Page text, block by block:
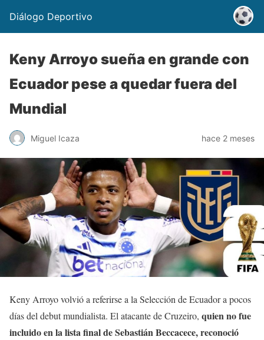
Diálogo Deportivo
Keny Arroyo sueña en grande con
Ecuador pese a quedar fuera del
Mundial
Miguel Icaza hace 2 meses
Keny Arroyo volvió a referirse a la Selección de Ecuador a pocos
días del debut mundialista. El atacante de Cruzeiro, quien no fue
incluido en la lista final de Sebastián Beccacece, reconoció